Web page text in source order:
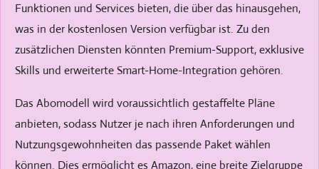
Funktionen und Services bieten, die über das hinausgehen,
was in der kostenlosen Version verfügbar ist. Zu den
zusätzlichen Diensten könnten Premium-Support, exklusive
Skills und erweiterte Smart-Home-Integration gehören.
Das Abomodell wird voraussichtlich gestaffelte Pläne
anbieten, sodass Nutzer je nach ihren Anforderungen und
Nutzungsgewohnheiten das passende Paket wählen
können. Dies ermöglicht es Amazon, eine breite Zielgruppe